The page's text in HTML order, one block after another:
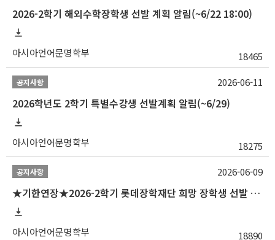
2026-2학기 해외수학장학생 선발 계획 알림(~6/22 18:00)
아시아언어문명학부 18465
공지사항
2026학년도 2학기 특별수강생 선발계획 알림(~6/29)
아시아언어문명학부 18275
2026-06-11
공지사항
★기한연장★2026-2학기 롯데장학재단 희망 장학생 선발 안내(~6/15
아시아언어문명학부 18890
2026-06-09